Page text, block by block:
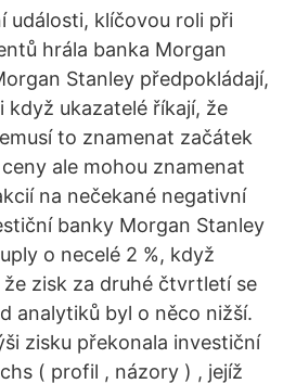
události, klíčovou roli při
hrála banka Morgan
Stanley předpokládají,
když ukazatelé říkají, že
to znamenat začátek
ale mohou znamenat
na nečekané negativní
banky Morgan Stanley
o necelé 2 %, když
zisk za druhé čtvrtletí se
analytiků byl o něco nižší.
zisku překonala investiční
( profil , názory ) , jejíž